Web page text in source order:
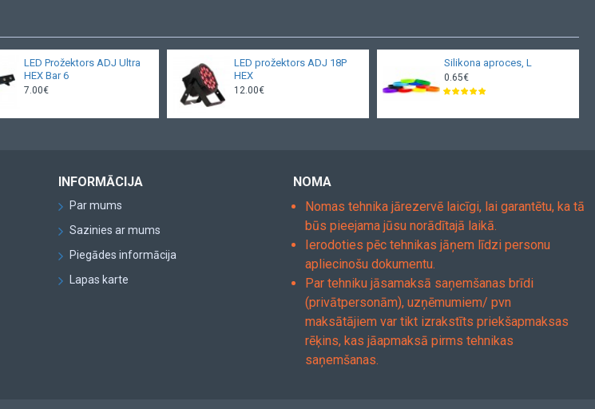
LED Prožektors ADJ Ultra
HEX Bar 6
7.00€
LED prožektors ADJ 18P
HEX
12.00€
Silikona aproces, L
0.65€
INFORMĀCIJA
Par mums
Sazinies ar mums
Piegādes informācija
Lapas karte
NOMA
Nomas tehnika jārezervē laicīgi, lai garantētu, ka tā
būs pieejama jūsu norādītajā laikā.
Ierodoties pēc tehnikas jāņem līdzi personu
apliecinošu dokumentu.
Par tehniku jāsamaksā saņemšanas brīdi
(privātpersonām), uzņēmumiem/ pvn
maksātājiem var tikt izrakstīts priekšapmaksas
rēķins, kas jāapmaksā pirms tehnikas
saņemšanas.